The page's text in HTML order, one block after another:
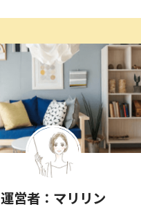
運営者：マリリン